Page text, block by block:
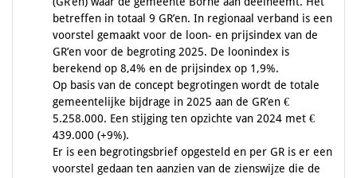
betreffen in totaal 9 GR’en. In regionaal verband is een
voorstel gemaakt voor de loon- en prijsindex van de
GR’en voor de begroting 2025. De loonindex is
berekend op 8,4% en de prijsindex op 1,9%.
Op basis van de concept begrotingen wordt de totale
gemeentelijke bijdrage in 2025 aan de GR’en €
5.258.000. Een stijging ten opzichte van 2024 met €
439.000 (+9%).
Er is een begrotingsbrief opgesteld en per GR is er een
voorstel gedaan ten aanzien van de zienswijze die de